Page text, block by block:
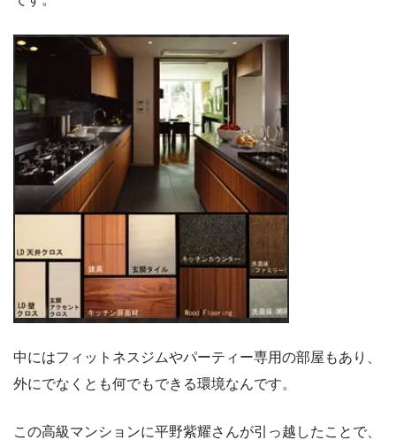
中にはフィットネスジムやパーティー専用の部屋もあり、
外にでなくとも何でもできる環境なんです。
この高級マンションに平野紫耀さんが引っ越したことで、